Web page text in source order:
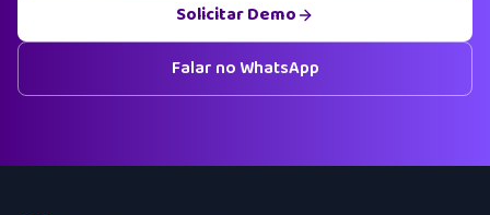
Solicitar Demo
Falar no WhatsApp